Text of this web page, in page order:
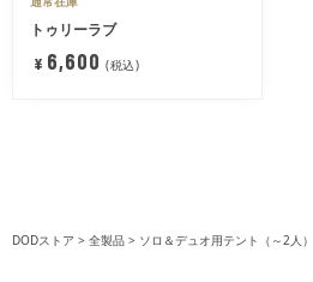
トゥリーラブ
¥ 6,600 税込
DODストア 全製品 ソロ＆デュオ用テント（～2人）